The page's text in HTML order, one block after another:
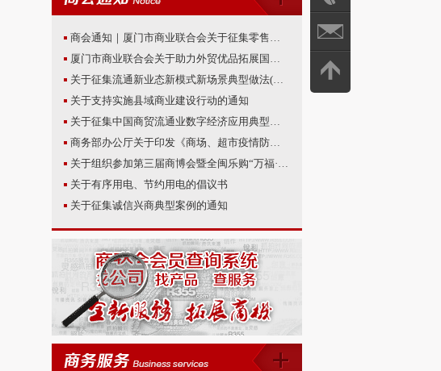
商会通知｜厦门市商业联合会关于征集零售商创新案例的通知
厦门市商业联合会关于助力外贸优品拓展国内消费市场的倡议书
关于征集流通新业态新模式新场景典型做法(第一批)的通知
关于支持实施县域商业建设行动的通知
关于征集中国商贸流通业数字经济应用典型案例的通知
商务部办公厅关于印发《商场、超市疫情防控技术指南（第四版）》等2个防控指南的通知
关于组织参加第三届商博会暨全闽乐购“万福·跨年购”促消费活动的通知
关于有序用电、节约用电的倡议书
关于征集诚信兴商典型案例的通知